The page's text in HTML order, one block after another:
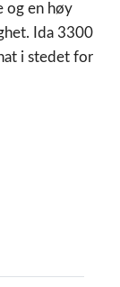
og en høy
Ida 3300
i stedet for